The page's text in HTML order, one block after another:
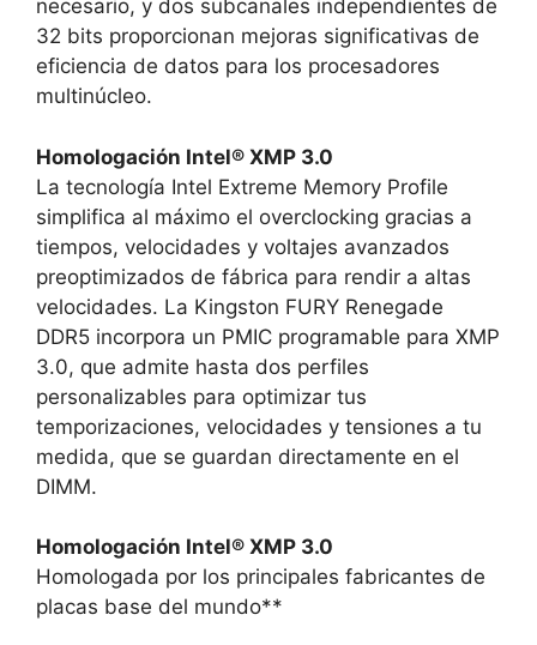
necesario, y dos subcanales independientes de
32 bits proporcionan mejoras significativas de
eficiencia de datos para los procesadores
multinúcleo.
Homologación Intel® XMP 3.0
La tecnología Intel Extreme Memory Profile
simplifica al máximo el overclocking gracias a
tiempos, velocidades y voltajes avanzados
preoptimizados de fábrica para rendir a altas
velocidades. La Kingston FURY Renegade
DDR5 incorpora un PMIC programable para XMP
3.0, que admite hasta dos perfiles
personalizables para optimizar tus
temporizaciones, velocidades y tensiones a tu
medida, que se guardan directamente en el
DIMM.
Homologación Intel® XMP 3.0
Homologada por los principales fabricantes de
placas base del mundo**